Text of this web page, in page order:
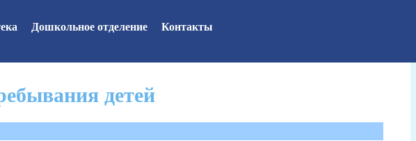
Дошкольное отделение Контакты
детей